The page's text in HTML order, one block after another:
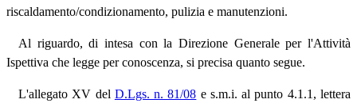
riscaldamento/condizionamento, pulizia e manutenzioni.
Al riguardo, di intesa con la Direzione Generale per l'Attività
Ispettiva che legge per conoscenza, si precisa quanto segue.
L'allegato XV del D.Lgs. n. 81/08 e s.m.i. al punto 4.1.1, lettera